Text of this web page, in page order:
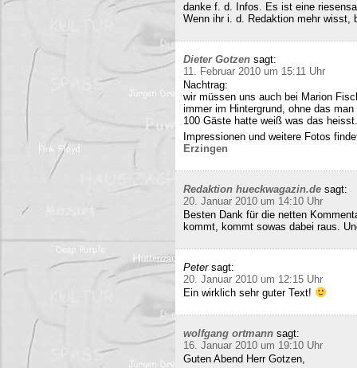
danke f. d. Infos. Es ist eine
Wenn ihr i. d. Redaktion mehr wisst,
Dieter Gotzen sagt:
11. Februar 2010 um 15:11 Uhr
Nachtrag:
wir müssen uns auch bei Marion
immer im Hintergrund, ohne das
100 Gäste hatte weiß was das heisst.
Impressionen und weitere Fotos
Erzingen
Redaktion hueckwagazin.de sagt:
20. Januar 2010 um 14:10 Uhr
Besten Dank für die netten
kommt, kommt sowas dabei raus.
Peter sagt:
20. Januar 2010 um 12:15 Uhr
Ein wirklich sehr guter Text!
wolfgang ortmann sagt:
16. Januar 2010 um 19:10 Uhr
Guten Abend Herr Gotzen,